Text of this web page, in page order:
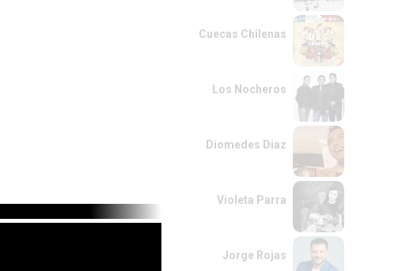
Cuecas Chilenas
Los Nocheros
Diomedes Diaz
Violeta Parra
Jorge Rojas